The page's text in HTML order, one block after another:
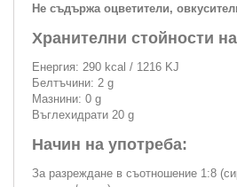
Не съдържа оцветители,
Хранителни стойности
Енергия: 290 kcal / 1216 KJ
Белтъчини: 2 g
Мазнини: 0 g
Въглехидрати 20 g
Начин на употреба:
За разреждане в съотношение 1:8